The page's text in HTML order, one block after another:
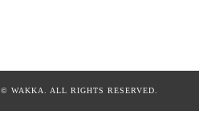
© WAKKA. ALL RIGHTS RESERVED.